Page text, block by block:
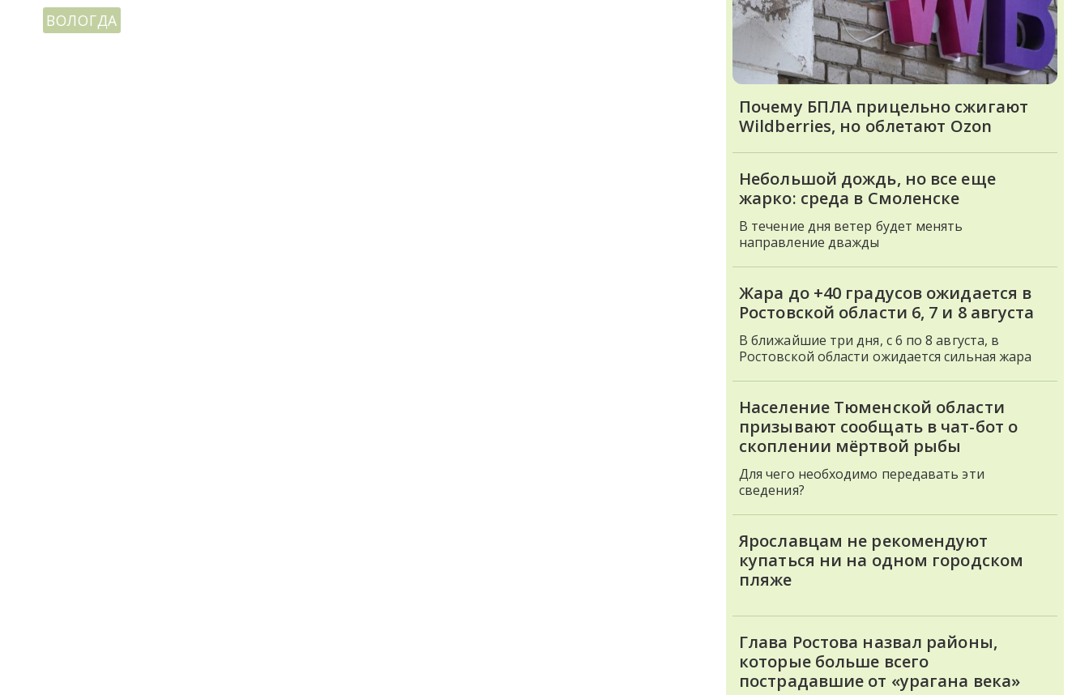
ВОЛОГДА
Почему БПЛА прицельно сжигают
Wildberries, но облетают Ozon
Небольшой дождь, но все еще
жарко: среда в Смоленске
В течение дня ветер будет менять
направление дважды
Жара до +40 градусов ожидается в
Ростовской области 6, 7 и 8 августа
В ближайшие три дня, с 6 по 8 августа, в
Ростовской области ожидается сильная жара
Население Тюменской области
призывают сообщать в чат-бот о
скоплении мёртвой рыбы
Для чего необходимо передавать эти
сведения?
Ярославцам не рекомендуют
купаться ни на одном городском
пляже
Глава Ростова назвал районы,
которые больше всего
пострадавшие от «урагана века»